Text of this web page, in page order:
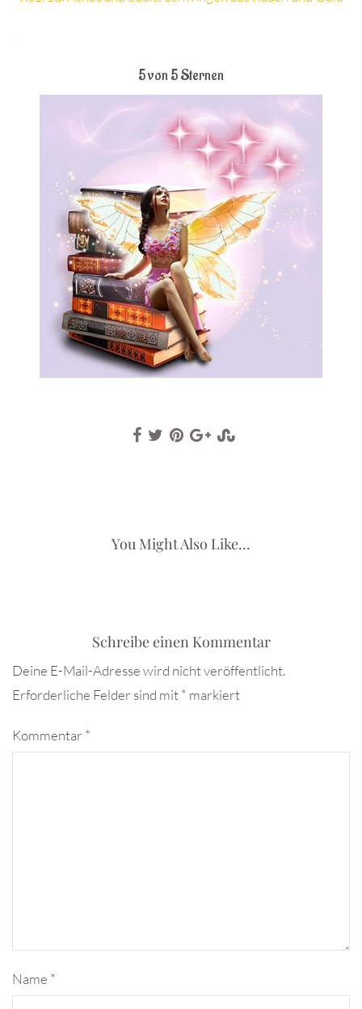
5 von 5 Sternen
You Might Also Like...
Schreibe einen Kommentar
Deine E-Mail-Adresse wird nicht veröffentlicht.
Erforderliche Felder sind mit* markiert
Kommentar *
Name *